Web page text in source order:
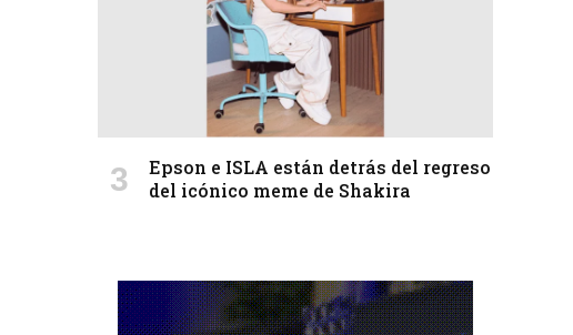
Epson e ISLA están detrás del regreso
del icónico meme de Shakira